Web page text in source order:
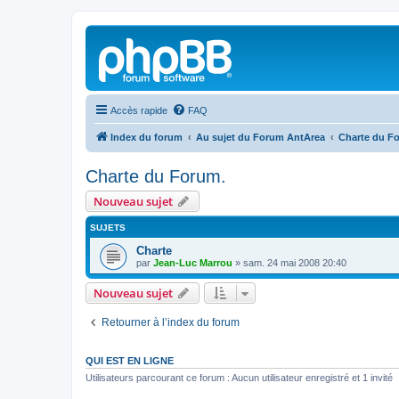
Accès rapide FAQ
Index du forum Au sujet du Forum AntArea Charte du
Charte du Forum.
Nouveau sujet
SUJETS
Charte
par Jean-Luc Marrou » sam. 24 mai 2008 20:40
Nouveau sujet
Retourner à l’index du forum
QUI EST EN LIGNE
Utilisateurs parcourant ce forum : Aucun utilisateur enregistré et 1 invité